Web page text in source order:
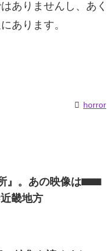
ありませんし、あく
あります。
horror
。あの映像は⬛︎⬛︎⬛︎
ー #心霊 #近畿地方